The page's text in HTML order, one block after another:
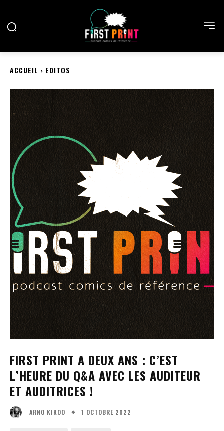
ACCUEIL EDITOS
FIRST PRINT A DEUX ANS : C’EST
L’HEURE DU Q&A AVEC LES AUDITEUR
ET AUDITRICES !
ARNO KIKOO 1 OCTOBRE 2022